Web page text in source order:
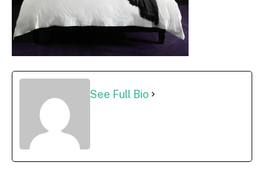
See Full Bio